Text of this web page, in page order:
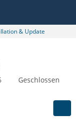
& Update
Geschlossen